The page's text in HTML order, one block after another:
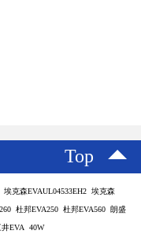
Top
克森EVAUL04533EH2 埃克森
杜邦EVA250 杜邦EVA560 朗盛
EVA 40W